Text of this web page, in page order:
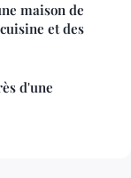
maison de
et des
d'une